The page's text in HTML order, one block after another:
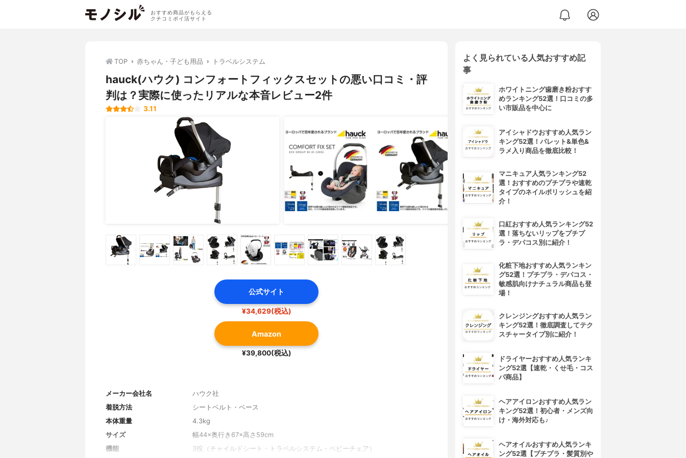
おすすめ商品がもらえる
クチコミポイ活サイト
TOP 赤ちゃん・子ども用品 トラベルシステム
hauck(ハウク) コンフォートフィックスセットの悪い口コミ・評
判は？実際に使ったリアルな本音レビュー2件
3.11
公式サイト
¥34,629(税込)
Amazon
¥39,800(税込)
メーカー会社名
ハウク社
着脱方法
シートベルト・ベース
本体重量
4.3kg
サイズ
幅44×奥行き67×高さ59cm
機能
3役（チャイルドシート・トラベルシステム・ベビーチェア）
よく見られている人気おすすめ記
事
ホワイトニング歯磨き粉おすす
めランキング52選！口コミの多
い市販品を中心に
アイシャドウおすすめ人気ラン
キング52選！パレット&単色&
ラメ入り商品を徹底比較！
マニキュア人気ランキング52
選！おすすめのプチプラや速乾
タイプのネイルポリッシュを紹
介！
口紅おすすめ人気ランキング52
選！落ちないリップをプチプ
ラ・デパコス別に紹介！
化粧下地おすすめ人気ランキン
グ52選！プチプラ・デパコス・
敏感肌向けナチュラル商品も登
場！
クレンジングおすすめ人気ラン
キング52選！徹底調査してテク
スチャータイプ別に紹介！
ドライヤーおすすめ人気ランキ
ング52選【速乾・くせ毛・コス
パ商品】
ヘアアイロンおすすめ人気ラン
キング52選！初心者・メンズ向
け・海外対応も♪
ヘアオイルおすすめ人気ランキ
ング52選【プチプラ・髪質別や